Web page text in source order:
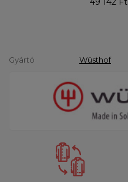
Gyártó Wüsthof